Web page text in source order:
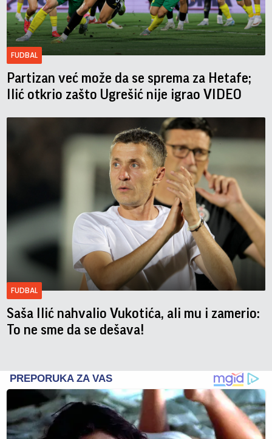
FUDBAL
Partizan već može da se sprema za Hetafe;
Ilić otkrio zašto Ugrešić nije igrao VIDEO
FUDBAL
Saša Ilić nahvalio Vukotića, ali mu i zamerio:
To ne sme da se dešava!